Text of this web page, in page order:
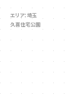
エリア：埼玉
久喜住宅公園